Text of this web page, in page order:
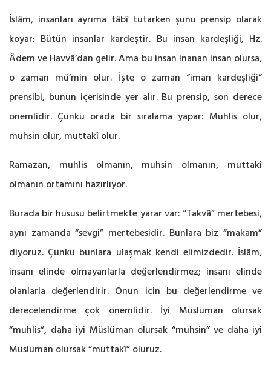
İslâm, insanları ayrıma tâbî tutarken şunu prensip olarak
koyar: Bütün insanlar kardeştir. Bu insan kardeşliği, Hz.
Âdem ve Havvâ’dan gelir. Ama bu insan inanan insan olursa,
o zaman mü’min olur. İşte o zaman “iman kardeşliği”
prensibi, bunun içerisinde yer alır. Bu prensip, son derece
önemlidir. Çünkü orada bir sıralama yapar: Muhlis olur,
muhsin olur, muttakî olur.
Ramazan, muhlis olmanın, muhsin olmanın, muttakî
olmanın ortamını hazırlıyor.
Burada bir hususu belirtmekte yarar var: “Takvâ” mertebesi,
aynı zamanda “sevgi” mertebesidir. Bunlara biz “makam”
diyoruz. Çünkü bunlara ulaşmak kendi elimizdedir. İslâm,
insanı elinde olmayanlarla değerlendirmez; insanı elinde
olanlarla değerlendirir. Onun için bu değerlendirme ve
derecelendirme çok önemlidir. İyi Müslüman olursak
“muhlis”, daha iyi Müslüman olursak “muhsin” ve daha iyi
Müslüman olursak “muttakî” oluruz.